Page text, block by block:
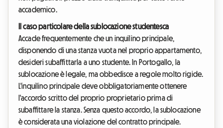
accademico.
Il caso particolare della sublocazione studentesca
Accade frequentemente che un inquilino principale,
disponendo di una stanza vuota nel proprio appartamento,
desideri subaffittarla a uno studente. In Portogallo, la
sublocazione è legale, ma obbedisce a regole molto rigide.
L'inquilino principale deve obbligatoriamente ottenere
l'accordo scritto del proprio proprietario prima di
subaffittare la stanza. Senza questo accordo, la sublocazione
è considerata una violazione del contratto principale.